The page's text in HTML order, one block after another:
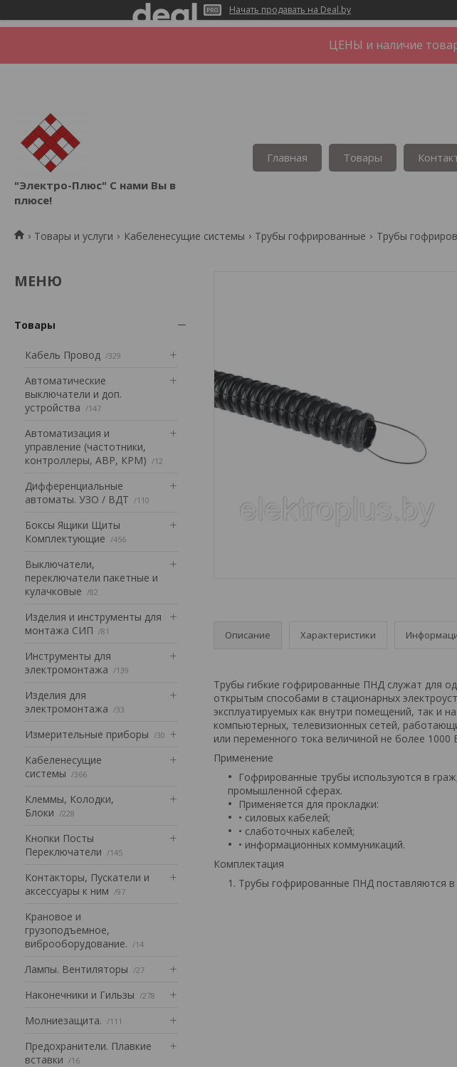
Начать продавать на Deal.by
ЦЕНЫ и наличие
"Электро-Плюс" С нами Вы в
плюсе!
Главная Товары
Товары и услуги Кабеленесущие системы Трубы гофрированные Трубы
Товары
Кабель Провод 329
Автоматические
выключатели и доп.
устройства
147
Автоматизация и
управление (частотники,
контроллеры, АВР, КРМ)
12
Дифференциальные
автоматы. УЗО / ВДТ
110
Боксы Ящики Щиты
Комплектующие
456
Выключатели,
переключатели пакетные и
кулачковые
82
Изделия и инструменты для
монтажа СИП
81
Инструменты для
электромонтажа
139
Изделия для
электромонтажа
33
Измерительные приборы 30
Кабеленесущие
системы
366
Клеммы, Колодки,
Блоки
228
Кнопки Посты
Переключатели
145
Контакторы, Пускатели и
аксессуары к ним
97
Крановое и
грузоподъемное,
виброоборудование.
14
Лампы. Вентиляторы 27
Наконечники и Гильзы 278
Mолниезащита. 111
Предохранители. Плавкие
вставки
16
Описание Характеристики
Трубы гибкие гофрированные ПНД служат для
открытым способами в стационарных
эксплуатируемых как внутри помещений, так и
компьютерных, телевизионных сетей,
или переменного тока величиной не более
Применение
Гофрированные трубы используются в
промышленной сферах.
Применяется для прокладки:
• силовых кабелей;
• слаботочных кабелей;
• информационных коммуникаций.
Комплектация
Трубы гофрированные ПНД поставляются в